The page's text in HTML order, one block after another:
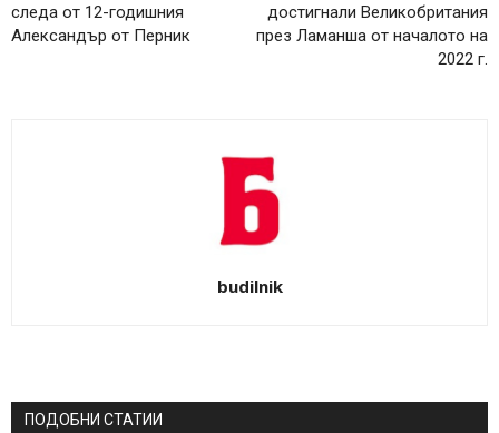
следа от 12-годишния
Александър от Перник
достигнали Великобритания
през Ламанша от началото на
2022 г.
budilnik
ПОДОБНИ СТАТИИ